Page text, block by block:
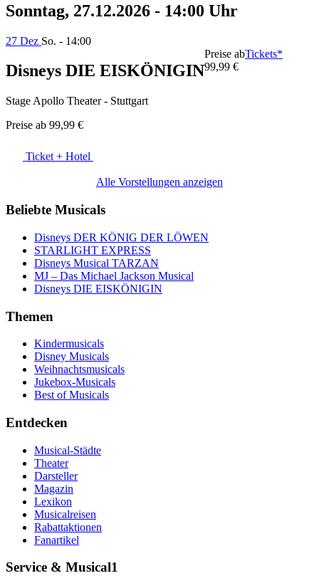
Sonntag, 27.12.2026 - 14:00 Uhr
27 Dez So. - 14:00
Disneys DIE EISKÖNIGIN
Stage Apollo Theater - Stuttgart
Preise ab 99,99 €
Preise ab
99,99 €
Tickets*
Ticket + Hotel
Alle Vorstellungen anzeigen
Beliebte Musicals
Disneys DER KÖNIG DER LÖWEN
STARLIGHT EXPRESS
Disneys Musical TARZAN
MJ – Das Michael Jackson Musical
Disneys DIE EISKÖNIGIN
Themen
Kindermusicals
Disney Musicals
Weihnachtsmusicals
Jukebox-Musicals
Best of Musicals
Entdecken
Musical-Städte
Theater
Darsteller
Magazin
Lexikon
Musicalreisen
Rabattaktionen
Fanartikel
Service & Musical1